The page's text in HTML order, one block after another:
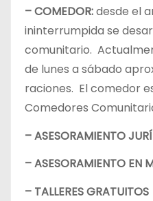
– COMEDOR:desde el
ininterrumpida se
comunitario.
de lunes a sábado
raciones. El comedor
Comedores
– ASESORAMIENTO
– ASESORAMIENTO EN
– TALLERES GRATUITOS